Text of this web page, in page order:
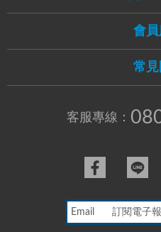
會
常見
客服專線：
Email